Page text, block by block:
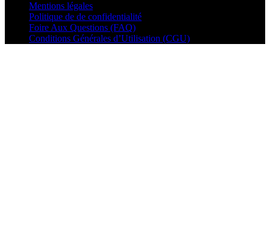
Mentions légales
Politique de de confidentialité
Foire Aux Questions (FAQ)
Conditions Générales d’Utilisation (CGU)